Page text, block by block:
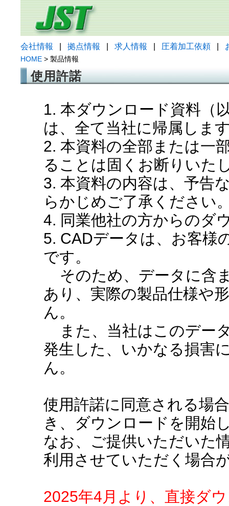
会社情報 拠点情報 求人情報 圧着加工依頼
HOME > 製品情報
使用許諾
1. 本ダウンロード資料（
は、全て当社に帰属しま
2. 本資料の全部または一
ることは固くお断りいた
3. 本資料の内容は、予告
らかじめご了承ください
4. 同業他社の方からのダ
5. CADデータは、お客様
です。
そのため、データに含
あり、実際の製品仕様や
ん。
また、当社はこのデー
発生した、いかなる損害
ん。
使用許諾に同意される場
き、ダウンロードを開始
なお、ご提供いただいた
利用させていただく場合
2025年4月より、直接ダ